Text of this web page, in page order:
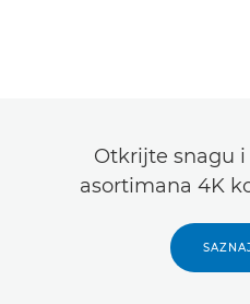
Otkrijte snagu
asortimana 4K